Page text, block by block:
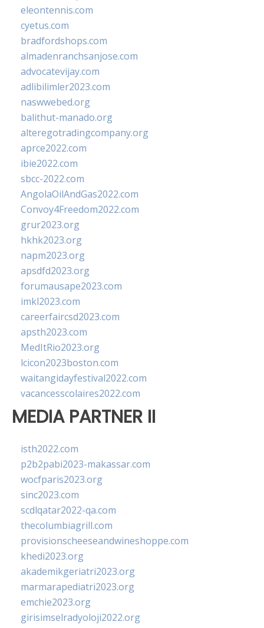
eleontennis.com
cyetus.com
bradfordshops.com
almadenranchsanjose.com
advocatevijay.com
adlibilimler2023.com
naswwebed.org
balithut-manado.org
alteregotradingcompany.org
aprce2022.com
ibie2022.com
sbcc-2022.com
AngolaOilAndGas2022.com
Convoy4Freedom2022.com
grur2023.org
hkhk2023.org
napm2023.org
apsdfd2023.org
forumausape2023.com
imkl2023.com
careerfaircsd2023.com
apsth2023.com
MedItRio2023.org
lcicon2023boston.com
waitangidayfestival2022.com
vacancesscolaires2022.com
MEDIA PARTNER II
isth2022.com
p2b2pabi2023-makassar.com
wocfparis2023.org
sinc2023.com
scdlqatar2022-qa.com
thecolumbiagrill.com
provisionscheeseandwineshoppe.com
khedi2023.org
akademikgeriatri2023.org
marmarapediatri2023.org
emchie2023.org
girisimselradyoloji2022.org